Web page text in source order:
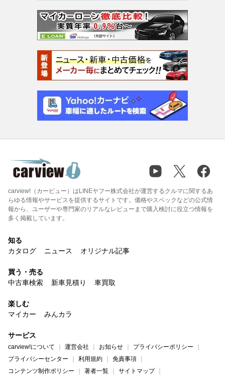
carview!（カービュー）はLINEヤフー株式会社が運営するクルマに関するあ
らゆる情報やサービスを提供するサイトです。価格やスペックなどの公式情
報から、ユーザーや専門家のリアルなレビューまで購入検討に役立つ情報を
多く掲載しています。
知る
カタログ
ニュース オリジナル記事
買う・売る
中古車検索
新車見積り 車買取
楽しむ
マイカー
みんカラ
サービス
carview!について 運営会社 お知らせ
プライバシーポリシー
プライバシーセンター
利用規約
免責事項
コンテンツ制作ポリシー
著者一覧 サイトマップ